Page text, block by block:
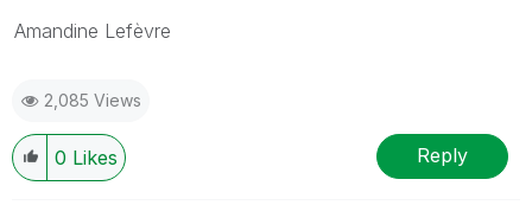
Amandine Lefèvre
2,085 Views
0 Likes Reply